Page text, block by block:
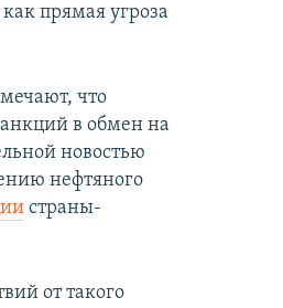
прямая угроза
что
в обмен на
новостью
нефтяного
страны-
от такого